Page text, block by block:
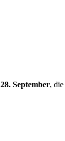
28. September, die